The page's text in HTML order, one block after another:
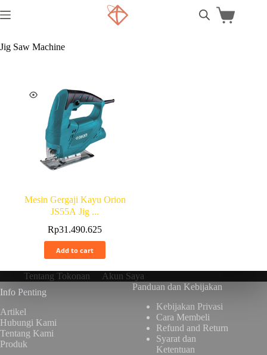
Jig Saw Machine
Mesin Gergaji Kayu Orion
JS55A Jig ...
Rp31.490.625
Add to cart
Tentang Tokonan
Akun Saya
Info Penting
Artikel
Hubungi Kami
Tentang Kami
Produk
Panduan dan Kebijakan
Kebijakan Privasi
Cara Membeli
Refund and Return
Syarat dan
Ketentuan